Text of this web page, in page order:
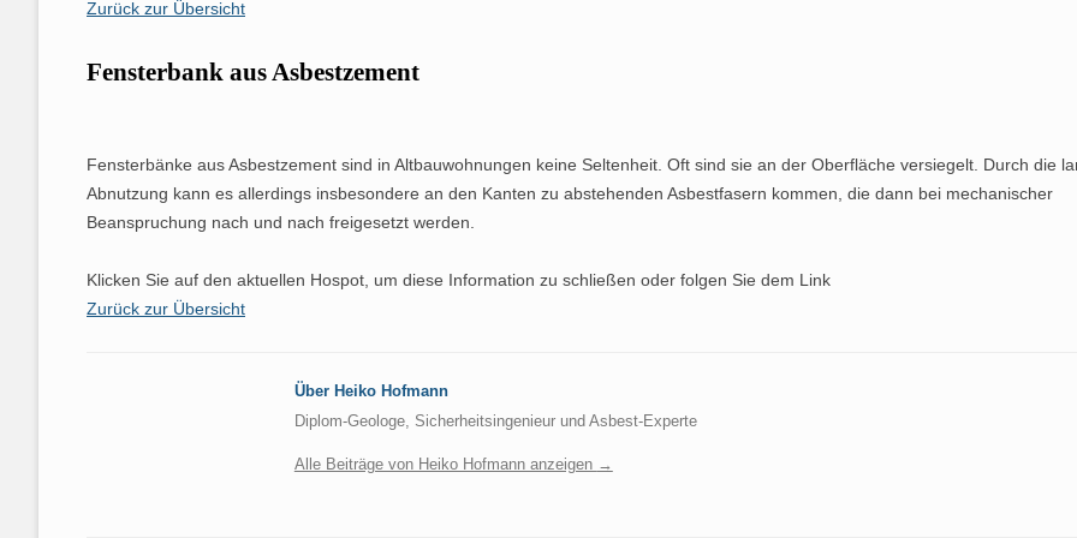
Zurück zur Übersicht
Fensterbank aus Asbestzement
Fensterbänke aus Asbestzement sind in Altbauwohnungen keine Seltenheit. Oft sind sie an der Oberfläche versiegelt. Durch die
Abnutzung kann es allerdings insbesondere an den Kanten zu abstehenden Asbestfasern kommen, die dann bei mechanischer
Beanspruchung nach und nach freigesetzt werden.
Klicken Sie auf den aktuellen Hospot, um diese Information zu schließen oder folgen Sie dem Link
Zurück zur Übersicht
Über Heiko Hofmann
Diplom-Geologe, Sicherheitsingenieur und Asbest-Experte
Alle Beiträge von Heiko Hofmann anzeigen →